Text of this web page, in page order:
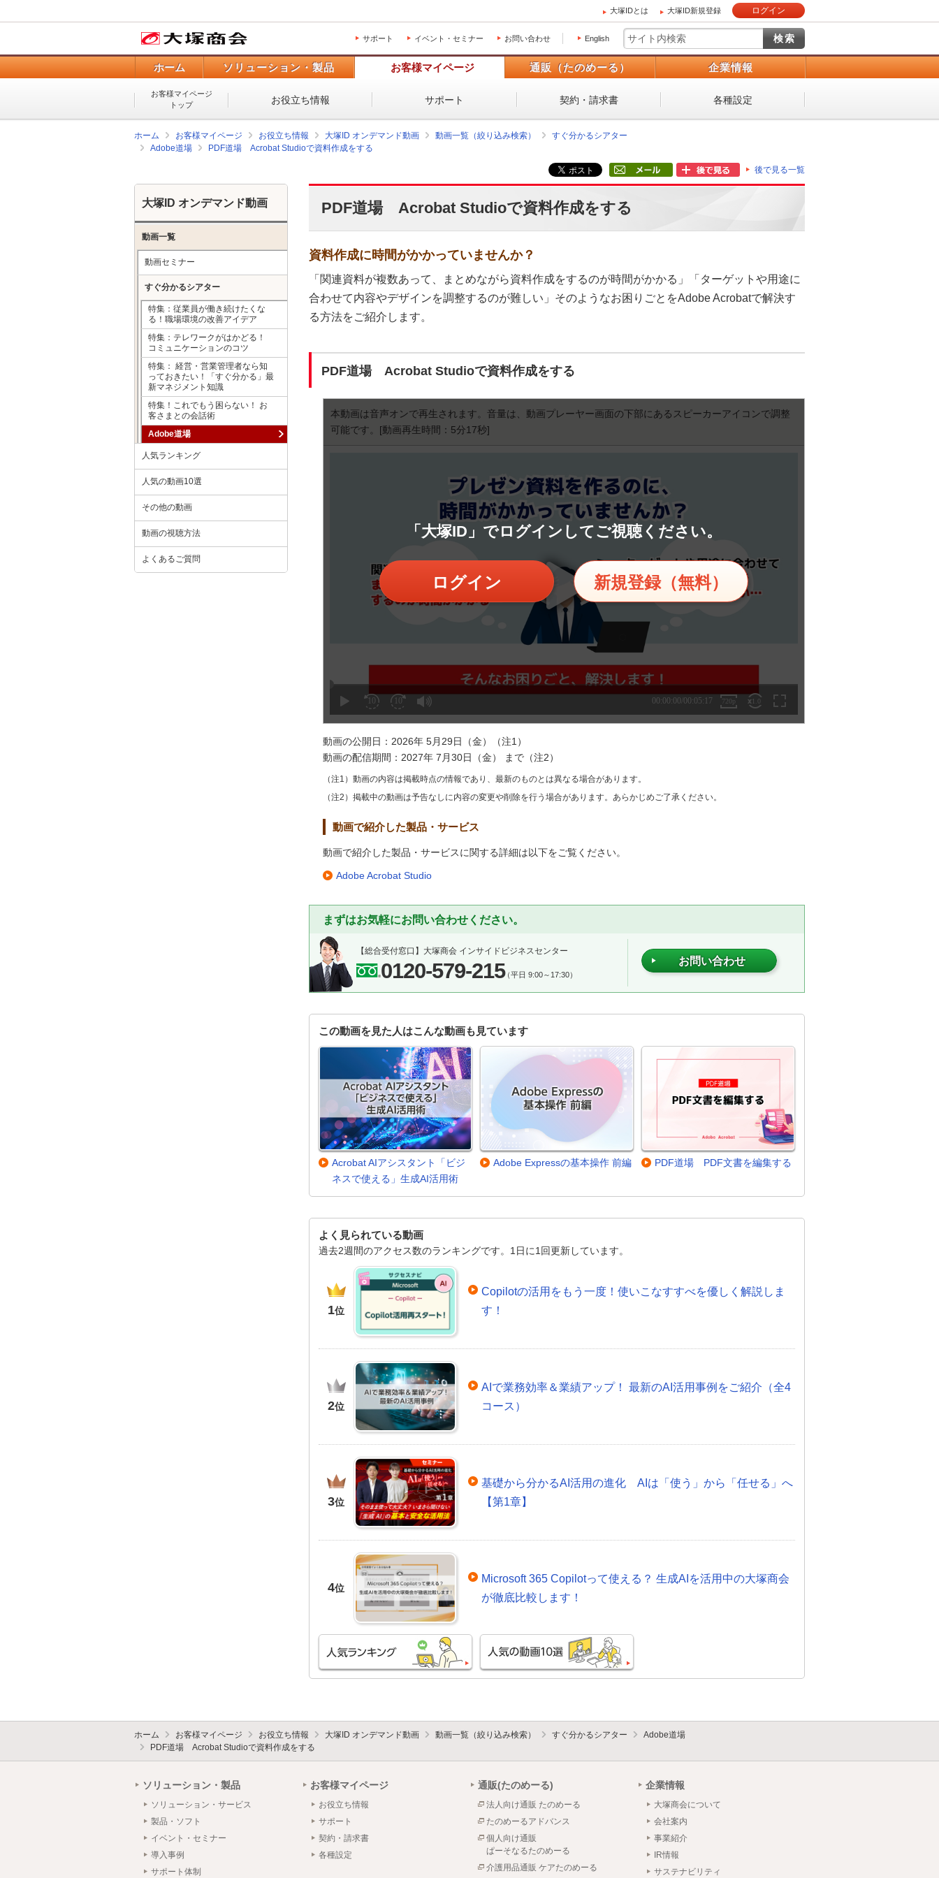
大塚IDとは 大塚ID新規登録 ログイン
サポート イベント・セミナー お問い合わせ English
ホーム ソリューション・製品 お客様マイページ 通販（たのめーる） 企業情報
お客様マイページ
トップ
お役立ち情報 サポート 契約・請求書 各種設定
ホーム お客様マイページ お役立ち情報 大塚ID オンデマンド動画 動画一覧（絞り込み検索）
すぐ分かるシアター
Adobe道場
PDF道場 Acrobat Studioで資料作成をする
後で見る一覧
PDF道場 Acrobat Studioで資料作成をする
資料作成に時間がかかっていませんか？
「関連資料が複数あって、まとめながら資料作成をするのが時間がかかる」「ターゲットや用途に
合わせて内容やデザインを調整するのが難しい」そのようなお困りごとをAdobe Acrobatで解決す
る方法をご紹介します。
PDF道場 Acrobat Studioで資料作成をする
本動画は音声オンで再生されます。音量は、動画プレーヤー画面の下部にあるスピーカーアイコンで調整
可能です。 [動画再生時間：5分17秒]
「大塚ID」でログインしてご視聴ください。
ログイン 新規登録（無料）
動画の公開日：2026年 5月29日（金）（注1）
動画の配信期間：2027年 7月30日（金） まで（注2）
（注1）動画の内容は掲載時点の情報であり、最新のものとは異なる場合があります。
（注2）掲載中の動画は予告なしに内容の変更や削除を行う場合があります。あらかじめご了承ください。
動画で紹介した製品・サービス
動画で紹介した製品・サービスに関する詳細は以下をご覧ください。
Adobe Acrobat Studio
まずはお気軽にお問い合わせください。
【総合受付窓口】 大塚商会 インサイドビジネスセンター
0120-579-215（平日 9:00～17:30）
お問い合わせ
この動画を見た人はこんな動画も見ています
Acrobat AIアシスタント「ビジ
ネスで使える」生成AI活用術
Adobe Expressの基本操作 前編 PDF道場 PDF文書を編集する
よく見られている動画
過去2週間のアクセス数のランキングです。1日に1回更新しています。
1位
Copilotの活用をもう一度！使いこなすすべを優しく解説しま
す！
2位
AIで業務効率＆業績アップ！ 最新のAI活用事例をご紹介（全4
コース）
3位
基礎から分かるAI活用の進化 AIは「使う」から「任せる」へ
【第1章】
4位
Microsoft 365 Copilotって使える？ 生成AIを活用中の大塚商会
が徹底比較します！
大塚ID オンデマンド動画
動画一覧
動画セミナー
すぐ分かるシアター
特集：従業員が働き続けたくな
る！職場環境の改善アイデア
特集：テレワークがはかどる！
コミュニケーションのコツ
特集： 経営・営業管理者なら知
っておきたい！「すぐ分かる」最
新マネジメント知識
特集！これでもう困らない！ お
客さまとの会話術
Adobe道場
人気ランキング
人気の動画10選
その他の動画
動画の視聴方法
よくあるご質問
ホーム お客様マイページ お役立ち情報 大塚ID オンデマンド動画 動画一覧（絞り込み検索） すぐ分かるシアター
Adobe道場
PDF道場 Acrobat Studioで資料作成をする
ソリューション・製品
ソリューション・サービス
製品・ソフト
イベント・セミナー
導入事例
サポート体制
お客様マイページ
お役立ち情報
サポート
契約・請求書
各種設定
通販(たのめーる)
法人向け通販 たのめーる
たのめーるアドバンス
個人向け通販
ぱーそなるたのめーる
介護用品通販 ケアたのめーる
企業情報
大塚商会について
会社案内
事業紹介
IR情報
サステナビリティ